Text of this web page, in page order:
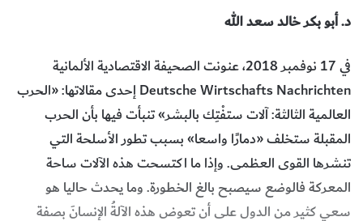
د. أبو بكر خالد سعد الله
في 17 نوفمبر 2018، عنونت الصحيفة الاقتصادية الألمانية
Deutsche Wirtschafts Nachrichten إحدى مقالاتها: «الحرب
العالمية الثالثة: آلات ستفْتِك بالبشر» تنبأت فيها بأن الحرب
المقبلة ستخلف «دمارًا واسعا» بسبب تطور الأسلحة التي
تنشرها القوى العظمى. وإذا ما اكتسحت هذه الآلات ساحة
المعركة فالوضع سيصبح بالغ الخطورة. وما يحدث حاليا هو
سعي كثير من الدول على أن تعوض هذه الآلةُ الإنسانَ بصفة